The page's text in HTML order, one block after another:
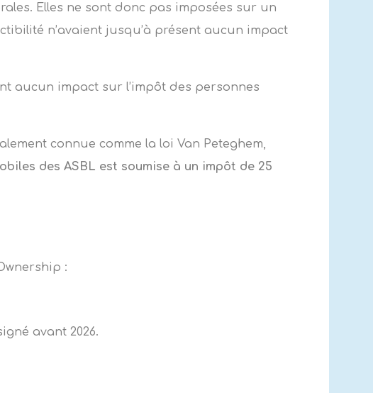
Elles ne sont donc pas imposées sur un
n’avaient jusqu’à présent aucun impact
aucun impact sur l’impôt des personnes
connue comme la loi Van Peteghem,
des ASBL est soumise à un impôt de 25
:
avant 2026.